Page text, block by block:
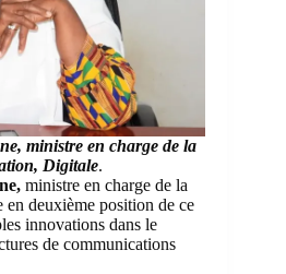
ministre en charge de la
Digitale.
ministre en charge de la
deuxième position de ce
innovations dans le
de communications